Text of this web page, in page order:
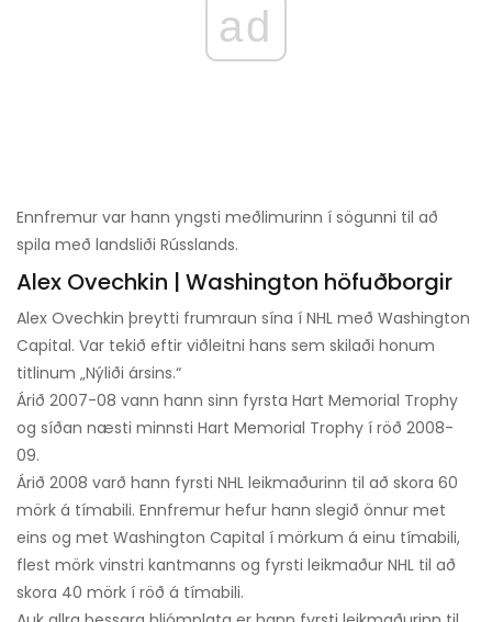
ad
Ennfremur var hann yngsti meðlimurinn í sögunni til að
spila með landsliði Rússlands.
Alex Ovechkin | Washington höfuðborgir
Alex Ovechkin þreytti frumraun sína í NHL með Washington
Capital. Var tekið eftir viðleitni hans sem skilaði honum
titlinum „Nýliði ársins.“
Árið 2007-08 vann hann sinn fyrsta Hart Memorial Trophy
og síðan næsti minnsti Hart Memorial Trophy í röð 2008-
09.
Árið 2008 varð hann fyrsti NHL leikmaðurinn til að skora 60
mörk á tímabili. Ennfremur hefur hann slegið önnur met
eins og met Washington Capital í mörkum á einu tímabili,
flest mörk vinstri kantmanns og fyrsti leikmaður NHL til að
skora 40 mörk í röð á tímabili.